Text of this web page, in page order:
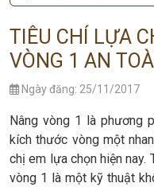
TIÊU CHÍ LỰA
VÒNG 1 AN
Ngày đăng: 25/11/2017
Nâng vòng 1 là phương
kích thước vòng một
chị em lựa chọn hiện nay.
vòng 1 là một kỹ thuật